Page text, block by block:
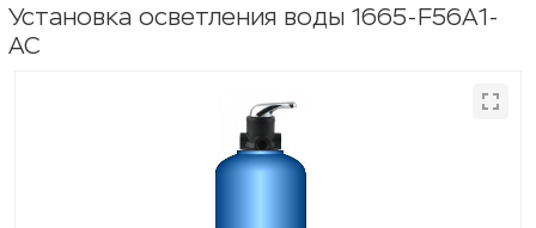
Установка осветления воды 1665-F56A1-
AC